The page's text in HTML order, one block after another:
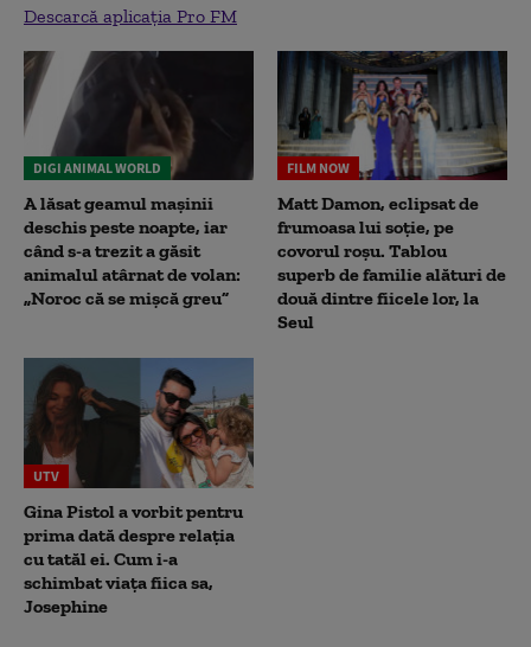
Descarcă aplicația Pro FM
DIGI ANIMAL WORLD
A lăsat geamul mașinii
deschis peste noapte, iar
când s-a trezit a găsit
animalul atârnat de volan:
„Noroc că se mișcă greu”
FILM NOW
Matt Damon, eclipsat de
frumoasa lui soție, pe
covorul roșu. Tablou
superb de familie alături de
două dintre fiicele lor, la
Seul
UTV
Gina Pistol a vorbit pentru
prima dată despre relația
cu tatăl ei. Cum i-a
schimbat viața fiica sa,
Josephine